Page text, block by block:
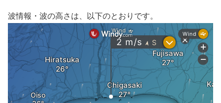
波情報・波の高さは、以下のとおりです。